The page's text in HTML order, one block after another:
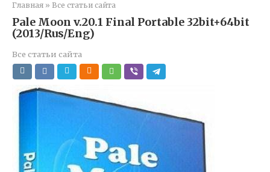
Главная » Все статьи сайта
Pale Moon v.20.1 Final Portable 32bit+64bit
(2013/Rus/Eng)
Все статьи сайта